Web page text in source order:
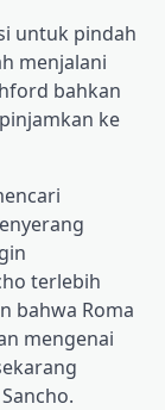
untuk pindah
menjalani
bahkan
ke
terlebih
bahwa Roma
mengenai